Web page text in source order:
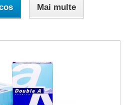
Mai multe